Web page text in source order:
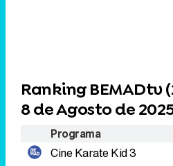
Ranking BEMADtv (
8 de Agosto de
Programa
CineKarate Kid 3